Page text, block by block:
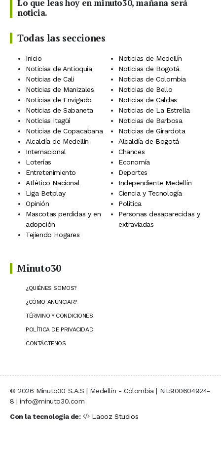
Lo que leas hoy en minuto30, mañana será
noticia.
Todas las secciones
Inicio
Noticias de Medellín
Noticias de Antioquia
Noticias de Bogotá
Noticias de Cali
Noticias de Colombia
Noticias de Manizales
Noticias de Bello
Noticias de Envigado
Noticias de Caldas
Noticias de Sabaneta
Noticias de La Estrella
Noticias Itagüí
Noticias de Barbosa
Noticias de Copacabana
Noticias de Girardota
Alcaldía de Medellín
Alcaldía de Bogotá
Internacional
Chances
Loterías
Economía
Entretenimiento
Deportes
Atlético Nacional
Independiente Medellín
Liga Betplay
Ciencia y Tecnología
Opinión
Política
Mascotas perdidas y en
adopción
Personas desaparecidas y
extraviadas
Tejiendo Hogares
Minuto30
¿QUIÉNES SOMOS?
¿CÓMO ANUNCIAR?
TÉRMINO Y CONDICIONES
POLÍTICA DE PRIVACIDAD
CONTÁCTENOS
© 2026 Minuto30 S.A.S | Medellín - Colombia | Nit:900604924-
8 | info@minuto30.com
Con la tecnología de:
Laooz Studios